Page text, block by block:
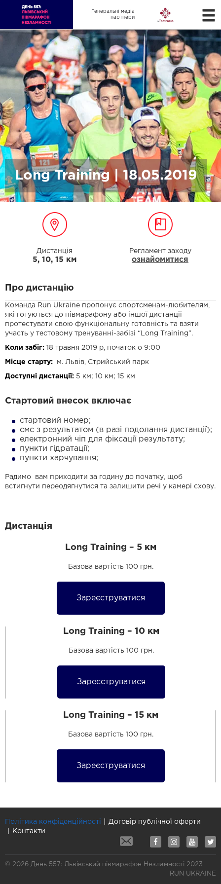
Генеральні медіа
партнери
Long Training | 18.05.2019
Дистанція
5, 10, 15 км
Регламент заходу
ознайомитися
Про дистанцію
Команда Run Ukraine пропонує спортсменам-любителям,
які готуються до півмарафону або іншої дистанції
протестувати свою функціональну готовність та взяти
участь у тестовому тренуванні-забізі “Long Training”.
Коли забіг: 18 травня 2019 р, початок о 9:00
Місце старту: м. Львів, Стрийський парк
Доступні дистанції: 5 км; 10 км; 15 км
Стартовий внесок включає
стартовий номер;
смс з результатом (в разі подолання дистанції);
електронний чіп для фіксації результату;
пункти гідратації;
пункти харчування;
Радимо вам приходити за годину до початку, щоб
встигнути переодягнутися та залишити речі у камері схову.
Дистанція
Long Training – 5 км
Базова вартість 100 грн.
Зареєструватися
Long Training – 10 км
Базова вартість 100 грн.
Зареєструватися
Long Training – 15 км
Базова вартість 100 грн.
Зареєструватися
Політика конфіденційності
Договір публічної оферти
Контакти
© 2026 День 557: Львівський півмарафон Незламності 2023
RUN UKRAINE